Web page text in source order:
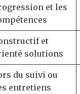
et les
et
solutions
du suivi ou
entretiens